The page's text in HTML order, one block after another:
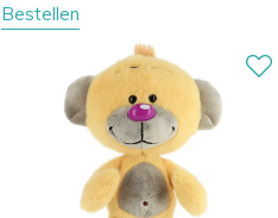
Bestellen